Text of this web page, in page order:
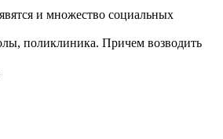
и множество социальных
поликлиника. Причем возводить